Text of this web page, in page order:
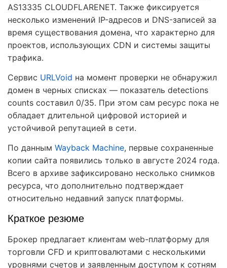
AS13335 CLOUDFLARENET. Также фиксируется
несколько изменений IP-адресов и DNS-записей за
время существования домена, что характерно для
проектов, использующих CDN и системы защиты
трафика.
Сервис URLVoid на момент проверки не обнаружил
домен в черных списках — показатель detections
counts составил 0/35. При этом сам ресурс пока не
обладает длительной цифровой историей и
устойчивой репутацией в сети.
По данным Wayback Machine, первые сохраненные
копии сайта появились только в августе 2024 года.
Всего в архиве зафиксировано несколько снимков
ресурса, что дополнительно подтверждает
относительно недавний запуск платформы.
Краткое резюме
Брокер предлагает клиентам web-платформу для
торговли CFD и криптовалютами с несколькими
уровнями счетов и заявленным доступом к сотням